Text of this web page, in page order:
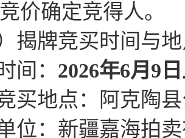
价确定竞得人。
）揭牌竞买时间与
间： 2026年6月 9
买地点：阿克陶
位： 新疆嘉海拍